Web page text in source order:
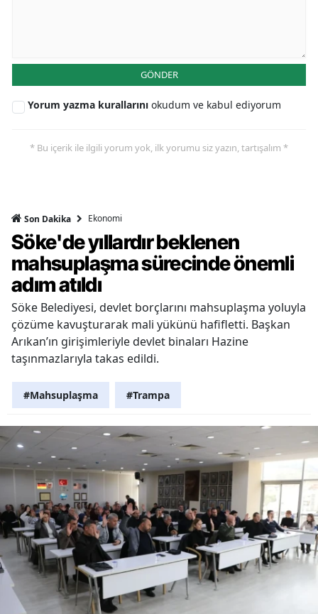
GÖNDER
Yorum yazma kurallarını okudum ve kabul ediyorum
* Bu içerik ile ilgili yorum yok, ilk yorumu siz yazın, tartışalım *
Son Dakika Ekonomi
Söke'de yıllardır beklenen
mahsuplaşma sürecinde önemli
adım atıldı
Söke Belediyesi, devlet borçlarını mahsuplaşma yoluyla
çözüme kavuşturarak mali yükünü hafifletti. Başkan
Arıkan’ın girişimleriyle devlet binaları Hazine
taşınmazlarıyla takas edildi.
#Mahsuplaşma #Trampa